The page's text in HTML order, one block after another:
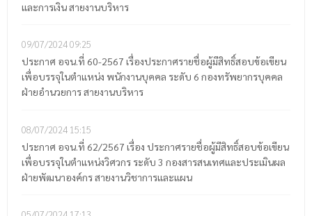
และการเงิน สายงานบริหาร
09/07/202409:25
ประกาศ อจน.ที่ 60-2567 เรื่องประกาศรายชื่อผู้มีสิทธิ์สอบข้อเขียน
เพื่อบรรจุในตำแหน่ง พนักงานบุคคล ระดับ 6 กองทรัพยากรบุคคล
ฝ่ายอำนวยการ สายงานบริหาร
08/07/2024 15:15
ประกาศ อจน.ที่ 62/2567 เรื่อง ประกาศรายชื่อผู้มีสิทธิ์สอบข้อเขียน
เพื่อบรรจุในตำแหน่งวิศวกร ระดับ 3 กองสารสนเทศและประเมินผล
ฝ่ายพัฒนาองค์กร สายงานวิชาการและแผน